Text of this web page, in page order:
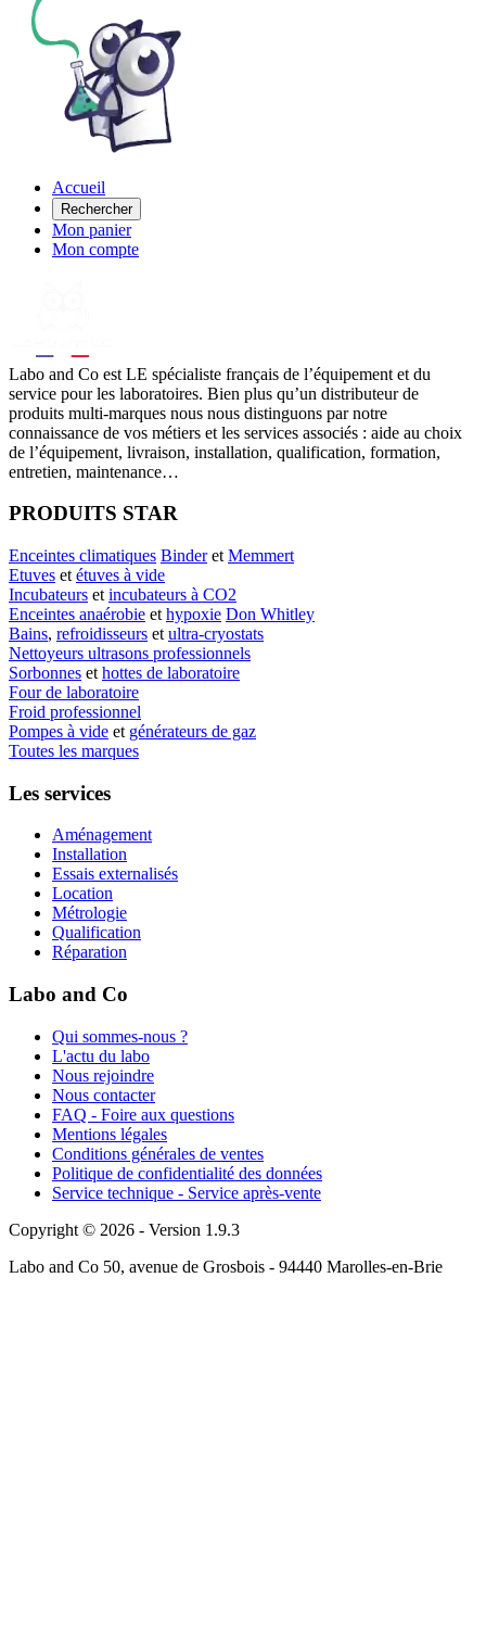
Accueil
Rechercher
Mon panier
Mon compte
Labo and Co est LE spécialiste français de l’équipement et du
service pour les laboratoires. Bien plus qu’un distributeur de
produits multi-marques nous nous distinguons par notre
connaissance de vos métiers et les services associés : aide au choix
de l’équipement, livraison, installation, qualification, formation,
entretien, maintenance…
PRODUITS STAR
Enceintes climatiques Binderet Memmert
Etuves et étuves à vide
Incubateurs et incubateurs à CO2
Enceintes anaérobie et hypoxie Don Whitley
Bains, refroidisseurs et ultra-cryostats
Nettoyeurs ultrasons professionnels
Sorbonnes et hottes de laboratoire
Four de laboratoire
Froid professionnel
Pompes à vide et générateurs de gaz
Toutes les marques
Les services
Aménagement
Installation
Essais externalisés
Location
Métrologie
Qualification
Réparation
Labo and Co
Qui sommes-nous ?
L'actu du labo
Nous rejoindre
Nous contacter
FAQ - Foire aux questions
Mentions légales
Conditions générales de ventes
Politique de confidentialité des données
Service technique - Service après-vente
Copyright © 2026 - Version 1.9.3
Labo and Co 50, avenue de Grosbois - 94440 Marolles-en-Brie